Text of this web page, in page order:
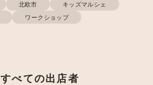
北欧市
キッズマルシェ
ワークショップ
すべての出店者